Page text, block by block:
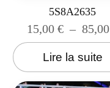
5S8A2635
15,00 € – 85,00
Lire la suite